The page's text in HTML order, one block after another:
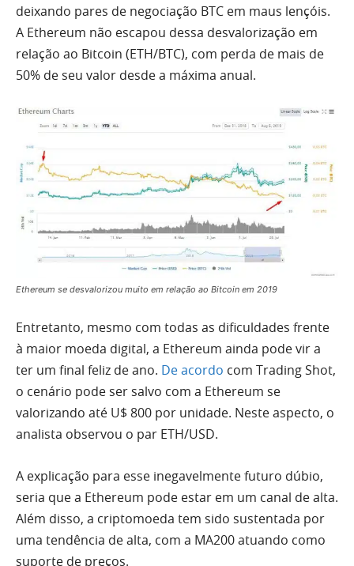
deixando pares de negociação BTC em maus lençóis.
A Ethereum não escapou dessa desvalorização em
relação ao Bitcoin (ETH/BTC), com perda de mais de
50% de seu valor desde a máxima anual.
Ethereum se desvalorizou muito em relação ao Bitcoin em 2019
Entretanto, mesmo com todas as dificuldades frente
à maior moeda digital, a Ethereum ainda pode vir a
ter um final feliz de ano. De acordo com Trading Shot,
o cenário pode ser salvo com a Ethereum se
valorizando até U$ 800 por unidade. Neste aspecto, o
analista observou o par ETH/USD.
A explicação para esse inegavelmente futuro dúbio,
seria que a Ethereum pode estar em um canal de alta.
Além disso, a criptomoeda tem sido sustentada por
uma tendência de alta, com a MA200 atuando como
suporte de preços.